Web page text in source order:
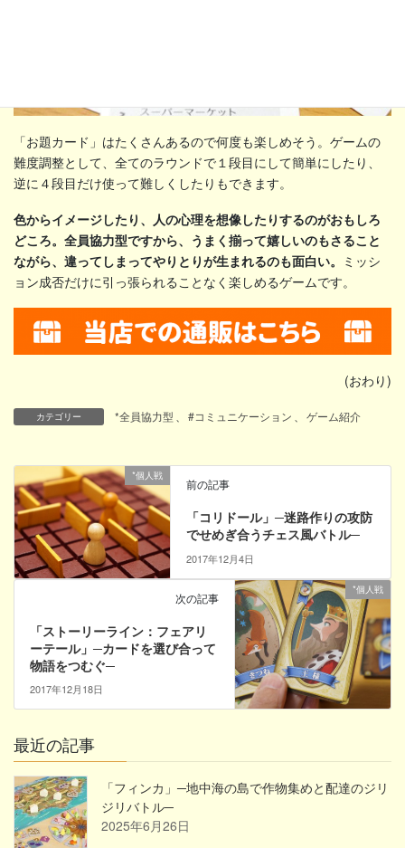
「お題カード」はたくさんあるので何度も楽しめそう。ゲームの
難度調整として、全てのラウンドで１段目にして簡単にしたり、
逆に４段目だけ使って難しくしたりもできます。
色からイメージしたり、人の心理を想像したりするのがおもしろ
どころ。全員協力型ですから、うまく揃って嬉しいのもさること
ながら、違ってしまってやりとりが生まれるのも面白い。 ミッシ
ョン成否だけに引っ張られることなく楽しめるゲームです。
(おわり)
カテゴリー *全員協力型 、 #コミュニケーション 、 ゲーム紹介
*個人戦
前の記事
「コリドール」─迷路作りの攻防
でせめぎ合うチェス風バトル─
2017年12月4日
*個人戦
次の記事
「ストーリーライン：フェアリ
ーテール」─カードを選び合って
物語をつむぐ─
2017年12月18日
最近の記事
「フィンカ」─地中海の島で作物集めと配達のジリ
ジリバトル─
2025年6月26日